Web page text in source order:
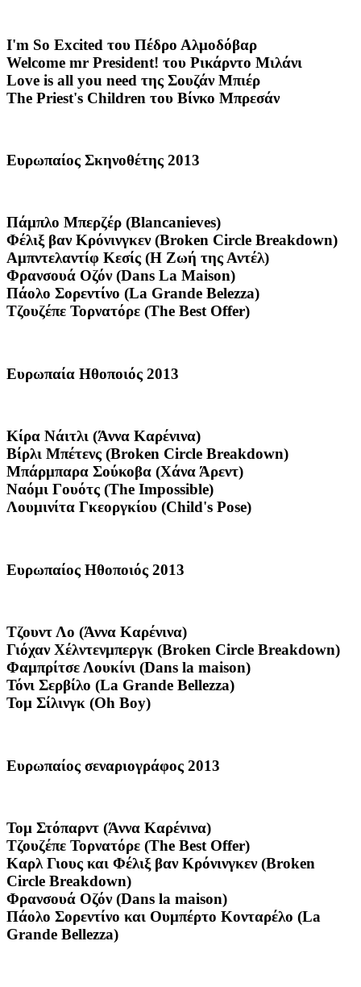
Ι'm So Excited του Πέδρο Αλμοδόβαρ
Welcome mr President! του Ρικάρντο Μιλάνι
Love is all you need της Σουζάν Μπιέρ
The Priest's Children του Βίνκο Μπρεσάν
Ευρωπαίος Σκηνοθέτης 2013
Πάμπλο Μπερζέρ (Blancanieves)
Φέλιξ βαν Κρόνινγκεν (Broken Circle Breakdown)
Αμπντελαντίφ Κεσίς (Η Ζωή της Αντέλ)
Φρανσουά Οζόν (Dans La Maison)
Πάολο Σορεντίνο (La Grande Belezza)
Τζουζέπε Τορνατόρε (The Best Offer)
Ευρωπαία Ηθοποιός 2013
Κίρα Νάιτλι (Άννα Καρένινα)
Βίρλι Μπέτενς (Broken Circle Breakdown)
Μπάρμπαρα Σούκοβα (Χάνα Άρεντ)
Ναόμι Γουότς (The Impossible)
Λουμινίτα Γκεοργκίου (Child's Pose)
Ευρωπαίος Ηθοποιός 2013
Τζουντ Λο (Άννα Καρένινα)
Γιόχαν Χέλντενμπεργκ (Broken Circle Breakdown)
Φαμπρίτσε Λουκίνι (Dans la maison)
Τόνι Σερβίλο (La Grande Bellezza)
Τομ Σίλινγκ (Oh Boy)
Ευρωπαίος σεναριογράφος 2013
Τομ Στόπαρντ (Άννα Καρένινα)
Τζουζέπε Τορνατόρε (The Best Offer)
Καρλ Γιους και Φέλιξ βαν Kρόνινγκεν (Broken
Circle Breakdown)
Φρανσουά Οζόν (Dans la maison)
Πάολο Σορεντίνο και Ουμπέρτο Κονταρέλο (La
Grande Bellezza)